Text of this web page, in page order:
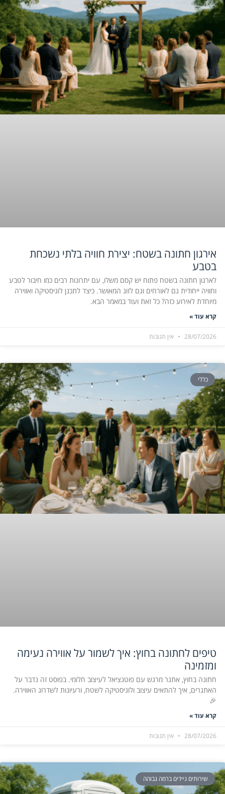
אירגון חתונה בשטח: יצירת חוויה בלתי נשכחת
בטבע
לארגון חתונה בשטח פתוח יש קסם משלו, עם יתרונות רבים כמו חיבור לטבע
וחוויה ייחודית גם לאורחים וגם לזוג המאושר. כיצד לתכנן לוגיסטיקה ואווירה
מיוחדת לאירוע כזה? כל זאת ועוד במאמר הבא.
קרא עוד »
28/07/2026 אין תגובות
כללי
טיפים לחתונה בחוץ: איך לשמור על אווירה נעימה
ומזמינה
חתונה בחוץ, אתגר מרגש עם פוטנציאל לעיצוב חלומי. בפוסט זה נדבר על
האתגרים, איך להתאים עיצוב ולוגיסטיקה לשטח, ורעיונות לשדרוג האווירה.
🎉
קרא עוד »
28/07/2026 אין תגובות
שירותים ניידים ברמה גבוהה